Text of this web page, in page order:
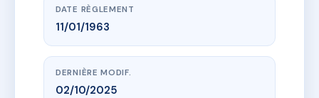
DATE RÈGLEMENT
11/01/1963
DERNIÈRE MODIF.
02/10/2025